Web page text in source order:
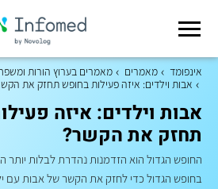
אינפומד מאמרים
מאמרים בערוץ הורות
אבות וילדים: איזה פעילות בחופש תחזק את
אבות וילדים: איזה
תחזק את הקשר?
החופש הגדול הוא הזדמנות נהדרת לבלות יותר
בחופש הגדול כדי לחזק את הקשר של אבות עם